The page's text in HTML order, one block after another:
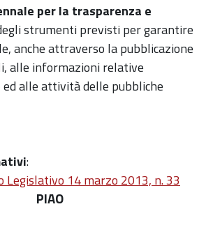
per la trasparenza e
strumenti previsti per garantire
anche attraverso la pubblicazione
alle informazioni relative
alle attività delle pubbliche
:
Legislativo 14 marzo 2013, n. 33
PIAO